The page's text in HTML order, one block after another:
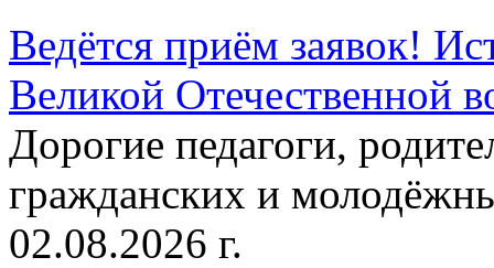
Ведётся приём заявок!
Великой Отечественной
Дорогие педагоги,
гражданских и
02.08.2026 г.